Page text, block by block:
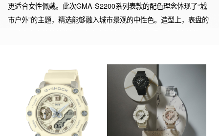
更适合女性佩戴。此次GMA-S2200系列表款的配色理念体现了“城
市户外”的主题，精选能够融入城市景观的中性色。造型上，表盘的
设计突出立体的结构性，表盘内指针、刻度等都采用和手表整体同